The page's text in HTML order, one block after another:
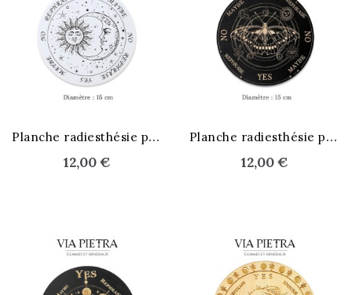
P
lanche radiesthésie pendule
12,00 €
P
lanche radiesthésie pendule
12,00 €